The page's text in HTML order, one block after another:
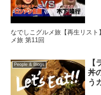
なでしこグルメ旅【再生リス
メ旅 第11回
People & Blogs
【
丼
う